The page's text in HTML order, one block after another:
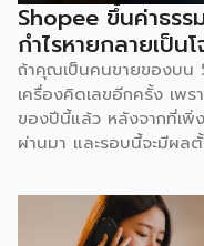
Shopee ขึ้นค่าธร
กำไรหายกลายเป็
ถ้าคุณเป็นคนขายของบน
เครื่องคิดเลขอีกครั้ง เพ
ของปีนี้แล้ว หลังจากที่เพิ่
ผ่านมา และรอบนี้จะมีผ
เช่น ร้านที่เป็นแบรนด์ขน
แฟชั่น และ FMCG, ร้าน
โดยตัวเลขเหล่านี้รวม